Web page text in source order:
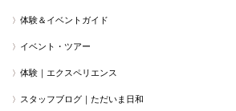
体験＆イベントガイド
イベント・ツアー
体験｜エクスペリエンス
スタッフブログ｜ただいま日和